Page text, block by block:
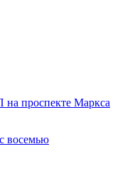
проспекте Маркса
восемью